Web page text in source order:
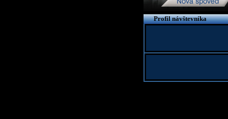
Profil návštevníka